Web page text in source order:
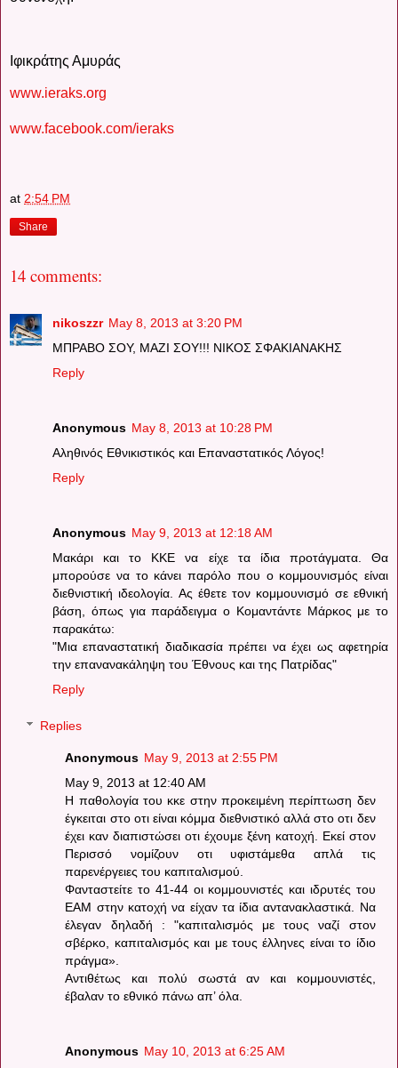
Ιφικράτης Αμυράς
www.ieraks.org
www.facebook.com/ieraks
at 2:54 PM
Share
14 comments:
nikoszzr May 8, 2013 at 3:20 PM
ΜΠΡΑΒΟ ΣΟΥ, ΜΑΖΙ ΣΟΥ!!! ΝΙΚΟΣ ΣΦΑΚΙΑΝΑΚΗΣ
Reply
Anonymous May 8, 2013 at 10:28 PM
Αληθινός Εθνικιστικός και Επαναστατικός Λόγος!
Reply
Anonymous May 9, 2013 at 12:18 AM
Μακάρι και το ΚΚΕ να είχε τα ίδια προτάγματα. Θα
μπορούσε να το κάνει παρόλο που ο κομμουνισμός είναι
διεθνιστική ιδεολογία. Ας έθετε τον κομμουνισμό σε εθνική
βάση, όπως για παράδειγμα ο Κομαντάντε Μάρκος με το
παρακάτω:
"Μια επαναστατική διαδικασία πρέπει να έχει ως αφετηρία
την επανανακάληψη του Έθνους και της Πατρίδας"
Reply
Replies
Anonymous May 9, 2013 at 2:55 PM
May 9, 2013 at 12:40 AM
Η παθολογία του κκε στην προκειμένη περίπτωση δεν
έγκειται στο οτι είναι κόμμα διεθνιστικό αλλά στο οτι δεν
έχει καν διαπιστώσει οτι έχουμε ξένη κατοχή. Εκεί στον
Περισσό νομίζουν οτι υφιστάμεθα απλά τις
παρενέργειες του καπιταλισμού.
Φανταστείτε το 41-44 οι κομμουνιστές και ιδρυτές του
ΕΑΜ στην κατοχή να είχαν τα ίδια αντανακλαστικά. Να
έλεγαν δηλαδή : "καπιταλισμός με τους ναζί στον
σβέρκο, καπιταλισμός και με τους έλληνες είναι το ίδιο
πράγμα».
Αντιθέτως και πολύ σωστά αν και κομμουνιστές,
έβαλαν το εθνικό πάνω απ’ όλα.
Anonymous May 10, 2013 at 6:25 AM